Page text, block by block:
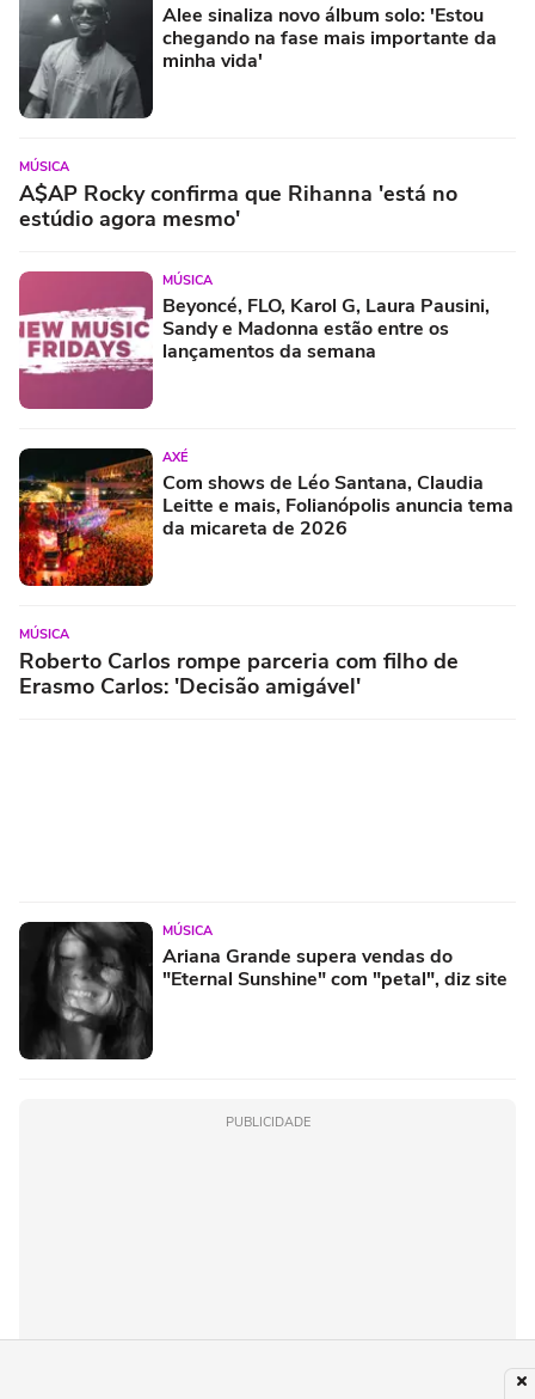
Alee sinaliza novo álbum solo: 'Estou
chegando na fase mais importante da
minha vida'
MÚSICA
A$AP Rocky confirma que Rihanna 'está no
estúdio agora mesmo'
MÚSICA
Beyoncé, FLO, Karol G, Laura Pausini,
Sandy e Madonna estão entre os
lançamentos da semana
AXÉ
Com shows de Léo Santana, Claudia
Leitte e mais, Folianópolis anuncia tema
da micareta de 2026
MÚSICA
Roberto Carlos rompe parceria com filho de
Erasmo Carlos: 'Decisão amigável'
MÚSICA
Ariana Grande supera vendas do
"Eternal Sunshine" com "petal", diz site
PUBLICIDADE